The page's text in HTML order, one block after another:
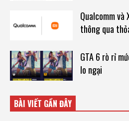
Qualcomm
thông qua
GTA 6 rò rỉ
lo ngại
BÀI VIẾT GẦN ĐÂY